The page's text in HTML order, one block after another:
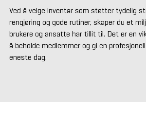
Ved å velge inventar som støtter tydelig
rengjøring og gode rutiner, skaper du et
brukere og ansatte har tillit til. Det er en
å beholde medlemmer og gi en
eneste dag.